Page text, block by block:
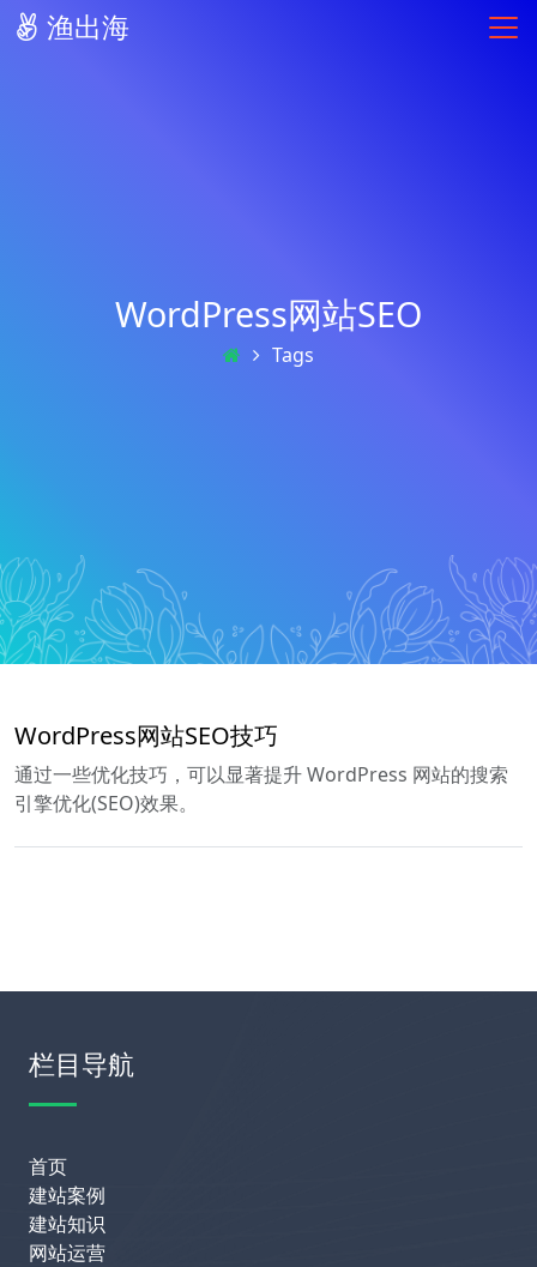
渔出海
WordPress网站SEO
Tags
WordPress网站SEO技巧
通过一些优化技巧，可以显著提升 WordPress 网站的搜索
引擎优化(SEO)效果。
栏目导航
首页
建站案例
建站知识
网站运营